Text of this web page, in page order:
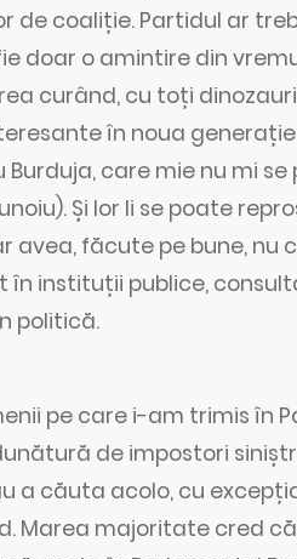
de coaliție. Partidul ar
doar o amintire din
curând, cu toți
în noua
care mie nu mi
Și lor li se poate
avea, făcute pe bune, nu
instituții publice,
politică.
pe care i-am trimis în
de impostori
a căuta acolo, cu
Marea majoritate cred